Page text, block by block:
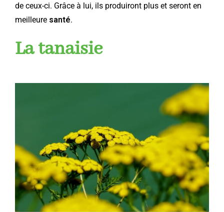
de ceux-ci. Grâce à lui, ils produiront plus et seront en
meilleure santé.
La tanaisie